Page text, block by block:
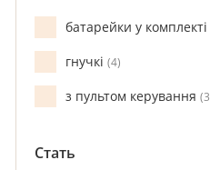
батарейки у комплекті
гнучкі 4
з пультом керування 3
Стать